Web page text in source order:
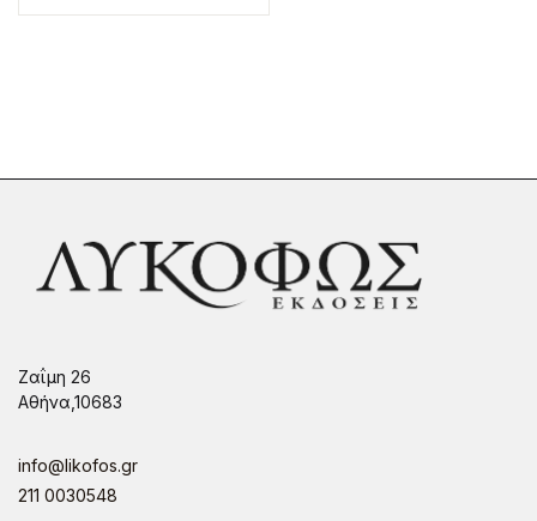
Ζαΐμη 26
Αθήνα,10683
info@likofos.gr
211 0030548